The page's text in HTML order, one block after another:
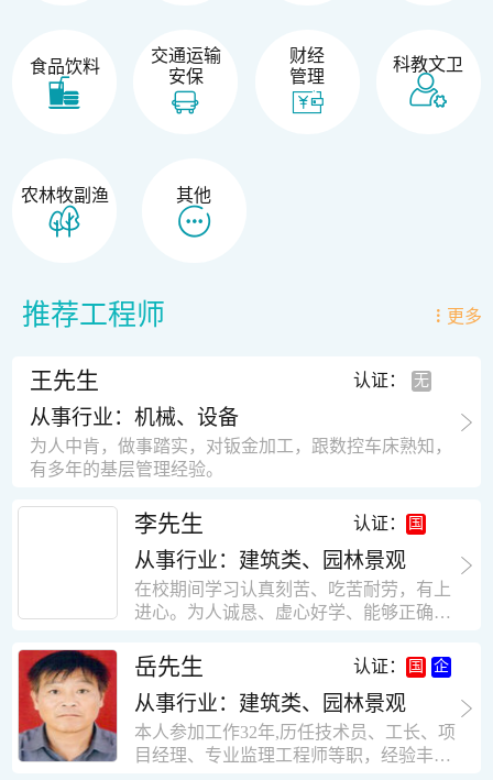
食品饮料
交通运输
安保
财经
管理
科教文卫
农林牧副渔 其他
推荐工程师 更多
王先生 认证：
从事行业：机械、设备
为人中肯，做事踏实，对钣金加工，跟数控车床熟知，
有多年的基层管理经验。
李先生 认证：
从事行业：建筑类、园林景观
在校期间学习认真刻苦、吃苦耐劳，有上
进心。为人诚恳、虚心好学、能够正确对
思想积极上进，接受能力和独立能力强，
有很强的团队精神和集体荣誉感。做事认
真负责，有很强的责任心。秉承山大扎
实、厚重的学风。为人正直、诚信、稳
重。有强烈的上进心、事业心。有很强的
岳先生 认证：
从事行业：建筑类、园林景观
本人参加工作32年,历任技术员、工长、项
目经理、专业监理工程师等职，经验丰